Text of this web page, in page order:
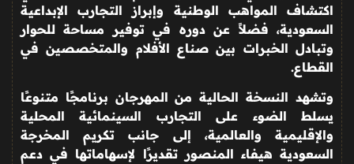
اكتشاف المواهب الوطنية وإبراز التجارب الإبداعية
السعودية، فضلاً عن دوره في توفير مساحة للحوار
وتبادل الخبرات بين صناع الأفلام والمتخصصين في
القطاع.
وتشهد النسخة الحالية من المهرجان برنامجًا متنوعًا
يسلط الضوء على التجارب السينمائية المحلية
والإقليمية والعالمية، إلى جانب تكريم المخرجة
السعودية هيفاء المنصور تقديرًا لإسهاماتها في دعم